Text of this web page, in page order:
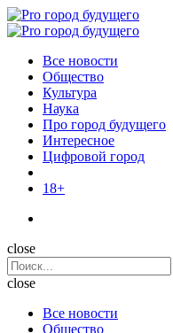
Menu
Поиск
Menu
Pro
Все новости
Общество
Культура
Наука
Про город будущего
Интересное
Цифровой город
18+
Поиск
close
Search
for:
close
Все новости
Общество